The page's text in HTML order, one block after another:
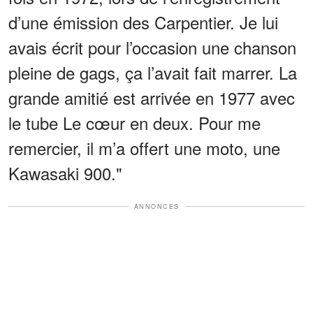
d’une émission des Carpentier. Je lui
avais écrit pour l’occasion une chanson
pleine de gags, ça l’avait fait marrer. La
grande amitié est arrivée en 1977 avec
le tube Le cœur en deux. Pour me
remercier, il m’a offert une moto, une
Kawasaki 900."
ANNONCES